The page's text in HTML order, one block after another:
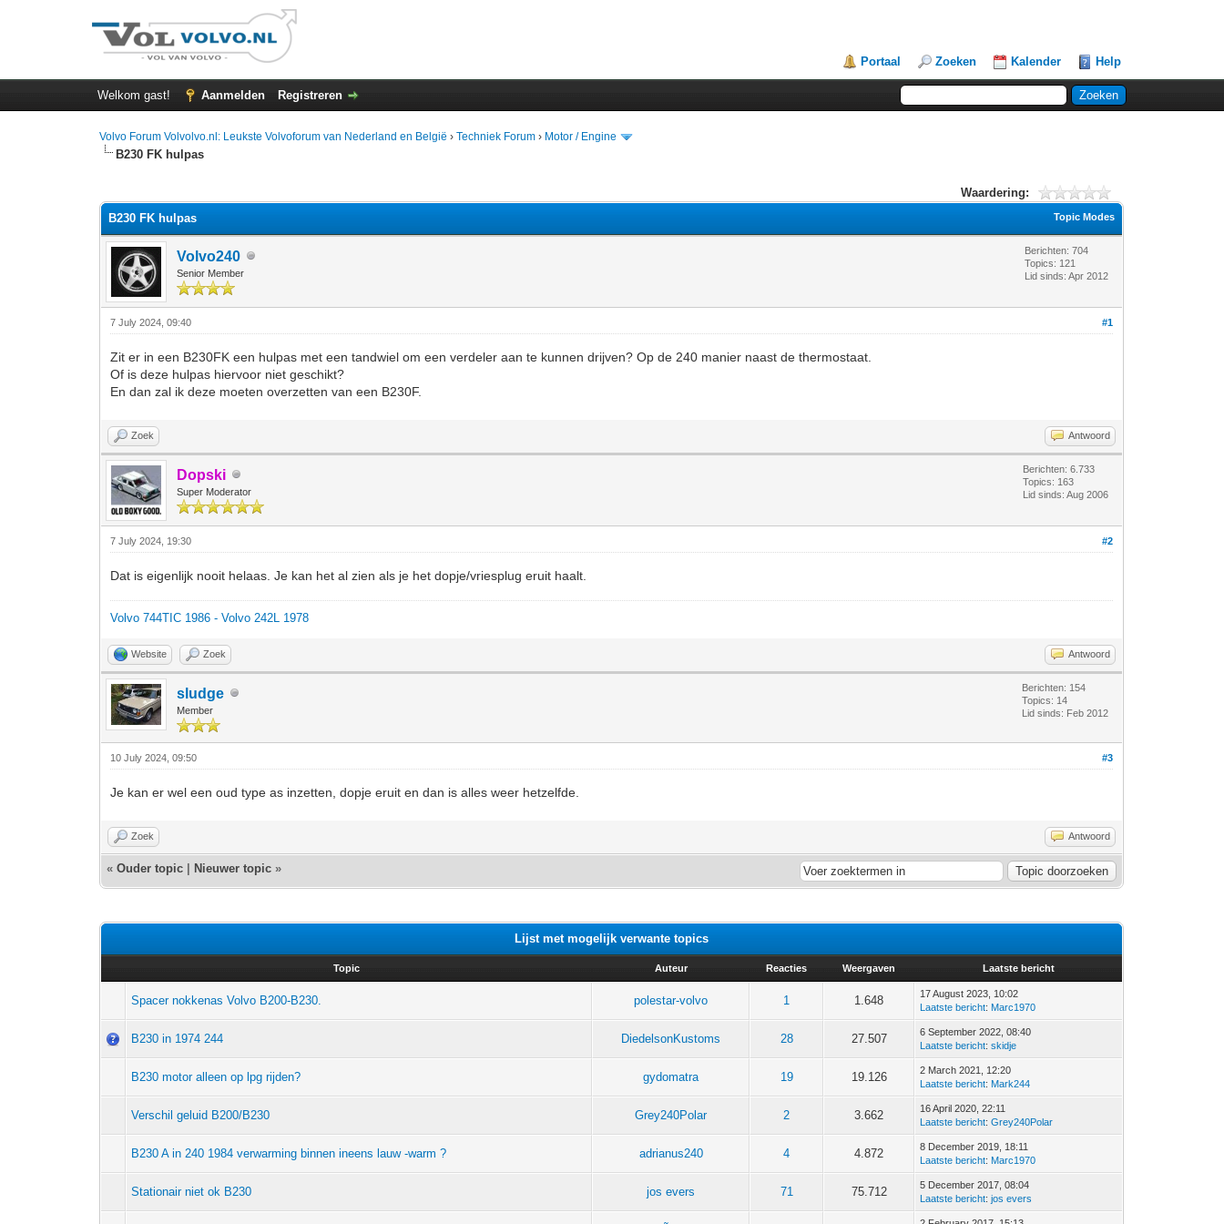
Portaal Zoeken Kalender Help
Welkom gast! Aanmelden Registreren
Volvo Forum Volvolvo.nl: Leukste Volvoforum van Nederland en België ›Techniek Forum › Motor / Engine
B230 FK hulpas
Waardering:
Topic Modes
B230 FK hulpas
Volvo240
Senior Member
Berichten: 704
Topics: 121
Lid sinds: Apr 2012
#1
7 July 2024, 09:40
Zit er in een B230FK een hulpas met een tandwiel om een verdeler aan te kunnen drijven? Op de 240 manier naast de thermostaat.
Of is deze hulpas hiervoor niet geschikt?
En dan zal ik deze moeten overzetten van een B230F.
Zoek Antwoord
Dopski
Super Moderator
Berichten: 6.733
Topics: 163
Lid sinds: Aug 2006
#2
7 July 2024, 19:30
Dat is eigenlijk nooit helaas. Je kan het al zien als je het dopje/vriesplug eruit haalt.
Volvo 744TIC 1986 - Volvo 242L 1978
Website Zoek Antwoord
sludge
Member
Berichten: 154
Topics: 14
Lid sinds: Feb 2012
#3
10 July 2024, 09:50
Je kan er wel een oud type as inzetten, dopje eruit en dan is alles weer hetzelfde.
Zoek Antwoord
«Ouder topic Nieuwer topic »
Lijst met mogelijk verwante topics
Topic Auteur Reacties Weergaven Laatste bericht
Spacer nokkenas Volvo B200-B230. polestar-volvo 1 1.648
17 August 2023, 10:02
Laatste bericht: Marc1970
B230 in 1974 244 DiedelsonKustoms 28 27.507
6 September 2022, 08:40
Laatste bericht:skidje
B230 motor alleen op lpg rijden? gydomatra 19 19.126
2 March 2021, 12:20
Laatste bericht: Mark244
Verschil geluid B200/B230 Grey240Polar 2 3.662
16 April 2020, 22:11
Laatste bericht:Grey240Polar
B230 A in 240 1984 verwarming binnen ineens lauw -warm ? adrianus240 4 4.872
8 December 2019, 18:11
Laatste bericht: Marc1970
Stationair niet ok B230 jos evers 71 75.712
5 December 2017, 08:04
Laatste bericht:jos evers